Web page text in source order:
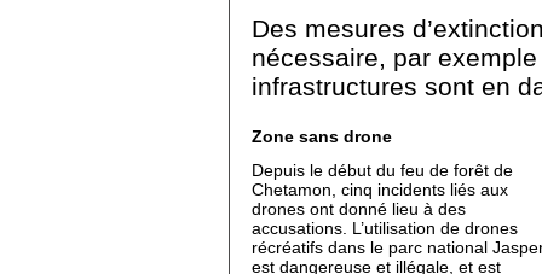
Des mesures
nécessaire, par
infrastructures sont en
Zone sans drone
Depuis le début du feu de forêt de
Chetamon, cinq incidents liés aux
drones ont donné lieu à des
accusations. L’utilisation de drones
récréatifs dans le parc national
est dangereuse et illégale, et est